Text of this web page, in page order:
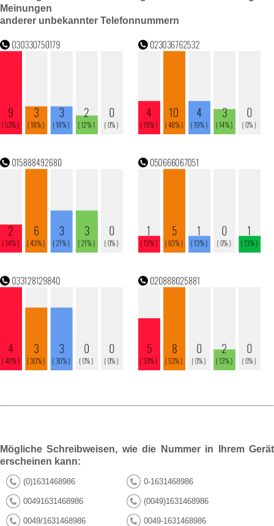
Meinungen
anderer unbekannter Telefonnummern
Mögliche Schreibweisen, wie die Nummer in Ihrem Gerät
erscheinen kann:
(0)1631468986 0-1631468986
00491631468986 (0049)1631468986
0049/1631468986 0049-1631468986